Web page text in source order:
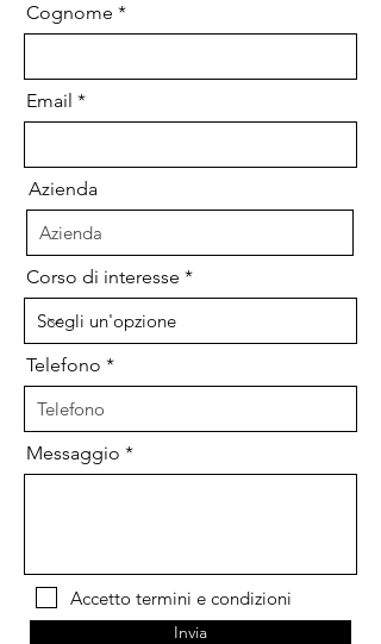
Cognome
Email
Azienda
Corso di interesse
Telefono
Messaggio
Accetto termini e condizioni
Invia